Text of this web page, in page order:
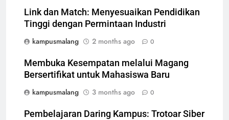
Link dan Match: Menyesuaikan Pendidikan
Tinggi dengan Permintaan Industri
kampusmalang
2 months ago 0
Membuka Kesempatan melalui Magang
Bersertifikat untuk Mahasiswa Baru
kampusmalang
3 months ago 0
Pembelajaran Daring Kampus: Trotoar Siber